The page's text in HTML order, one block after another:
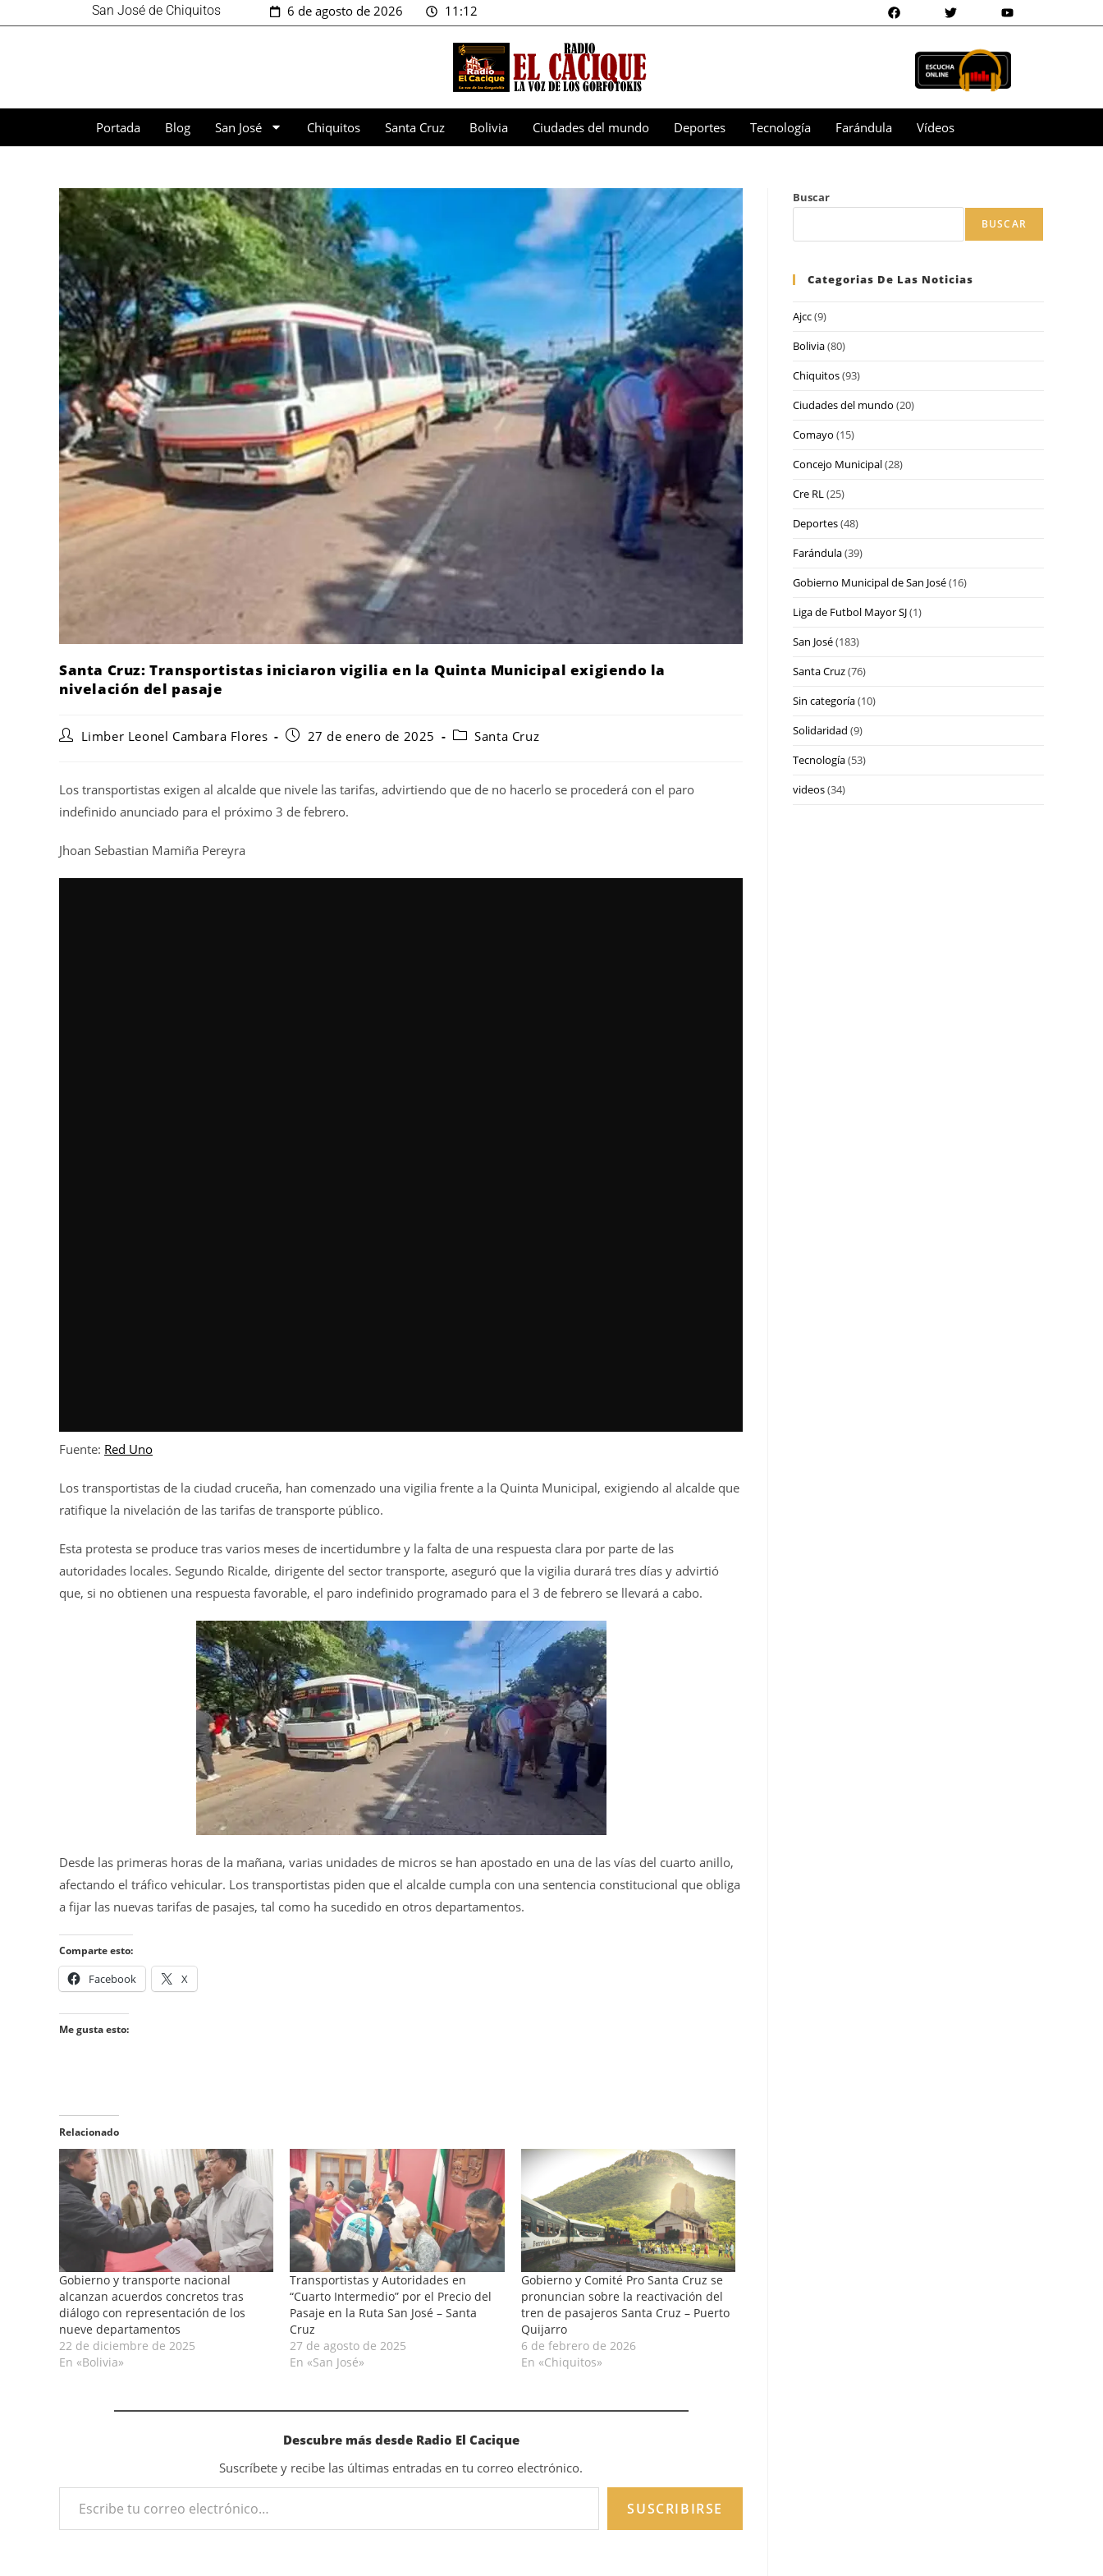
San José de Chiquitos 6 de agosto de 2026 11:12
Portada Blog San José Chiquitos Santa Cruz Bolivia Ciudades del mundo Deportes Tecnología Farándula Vídeos
Santa Cruz: Transportistas iniciaron vigilia en la Quinta Municipal exigiendo la
nivelación del pasaje
Limber Leonel Cambara Flores 27 de enero de 2025 Santa Cruz
Los transportistas exigen al alcalde que nivele las tarifas, advirtiendo que de no hacerlo se procederá con el paro
indefinido anunciado para el próximo 3 de febrero.
Jhoan Sebastian Mamiña Pereyra
Fuente: Red Uno
Los transportistas de la ciudad cruceña, han comenzado una vigilia frente a la Quinta Municipal, exigiendo al alcalde que
ratifique la nivelación de las tarifas de transporte público.
Esta protesta se produce tras varios meses de incertidumbre y la falta de una respuesta clara por parte de las
autoridades locales. Segundo Ricalde, dirigente del sector transporte, aseguró que la vigilia durará tres días y advirtió
que, si no obtienen una respuesta favorable, el paro indefinido programado para el 3 de febrero se llevará a cabo.
Desde las primeras horas de la mañana, varias unidades de micros se han apostado en una de las vías del cuarto anillo,
afectando el tráfico vehicular. Los transportistas piden que el alcalde cumpla con una sentencia constitucional que obliga
a fijar las nuevas tarifas de pasajes, tal como ha sucedido en otros departamentos.
Comparte esto:
Facebook X
Me gusta esto:
Relacionado
Gobierno y transporte nacional
alcanzan acuerdos concretos tras
diálogo con representación de los
nueve departamentos
22 de diciembre de 2025
En «Bolivia»
Transportistas y Autoridades en
“Cuarto Intermedio” por el Precio del
Pasaje en la Ruta San José – Santa
Cruz
27 de agosto de 2025
En «San José»
Gobierno y Comité Pro Santa Cruz se
pronuncian sobre la reactivación del
tren de pasajeros Santa Cruz – Puerto
Quijarro
6 de febrero de 2026
En «Chiquitos»
Descubre más desde Radio El Cacique
Suscríbete y recibe las últimas entradas en tu correo electrónico.
SUSCRIBIRSE
Buscar
BUSCAR
Categorias De Las Noticias
Ajcc(9)
Bolivia(80)
Chiquitos(93)
Ciudades del mundo (20)
Comayo (15)
Concejo Municipal(28)
Cre RL(25)
Deportes(48)
Farándula(39)
Gobierno Municipal de San José(16)
Liga de Futbol Mayor SJ(1)
San José(183)
Santa Cruz(76)
Sin categoría(10)
Solidaridad (9)
Tecnología(53)
videos(34)